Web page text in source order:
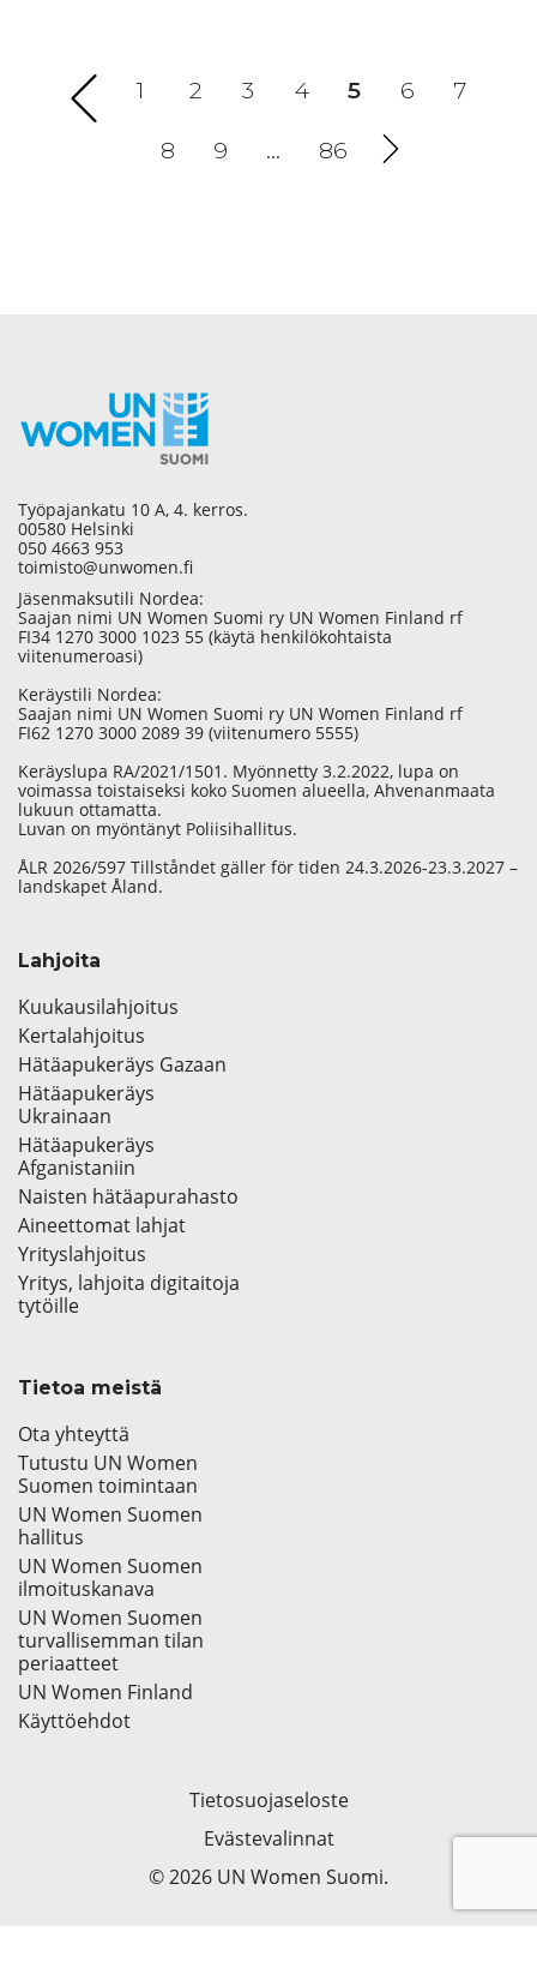
1 2 3 4 5 (current)
6 7
8 9 … 86
Työpajankatu 10 A, 4. kerros.
00580 Helsinki
050 4663 953
toimisto@unwomen.fi
Jäsenmaksutili Nordea:
Saajan nimi UN Women Suomi ry UN Women Finland rf
FI34 1270 3000 1023 55 (käytä henkilökohtaista
viitenumeroasi)
Keräystili Nordea:
Saajan nimi UN Women Suomi ry UN Women Finland rf
FI62 1270 3000 2089 39 (viitenumero 5555)
Keräyslupa RA/2021/1501. Myönnetty 3.2.2022, lupa on
voimassa toistaiseksi koko Suomen alueella, Ahvenanmaata
lukuun ottamatta.
Luvan on myöntänyt Poliisihallitus.
ÅLR 2026/597 Tillståndet gäller för tiden 24.3.2026-23.3.2027 –
landskapet Åland.
Lahjoita
Kuukausilahjoitus
Kertalahjoitus
Hätäapukeräys Gazaan
Hätäapukeräys
Ukrainaan
Hätäapukeräys
Afganistaniin
Naisten hätäapurahasto
Aineettomat lahjat
Yrityslahjoitus
Yritys, lahjoita digitaitoja
tytöille
Tietoa meistä
Ota yhteyttä
Tutustu UN Women
Suomen toimintaan
UN Women Suomen
hallitus
UN Women Suomen
ilmoituskanava
UN Women Suomen
turvallisemman tilan
periaatteet
UN Women Finland
Käyttöehdot
Tietosuojaseloste
Evästevalinnat
© 2026 UN Women Suomi.